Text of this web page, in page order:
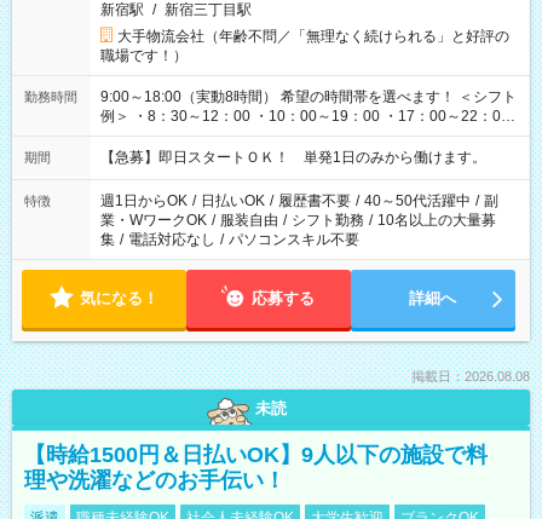
新宿駅 / 新宿三丁目駅
大手物流会社（年齢不問／「無理なく続けられる」と好評の
職場です！）
勤務時間
9:00～18:00（実動8時間） 希望の時間帯を選べます！ ＜シフト
例＞ ・8：30～12：00 ・10：00～19：00 ・17：00～22：00
・13：00～22：00 ・22：00～翌6：00 など
期間 【急募】即日スタートＯＫ！ 単発1日のみから働けます。
特徴 週1日からOK / 日払いOK / 履歴書不要 / 40～50代活躍中 / 副
業・WワークOK / 服装自由 / シフト勤務 / 10名以上の大量募
集 / 電話対応なし / パソコンスキル不要
気になる！ 応募する 詳細へ
掲載日：2026.08.08
未読
【時給1500円＆日払いOK】9人以下の施設で料
理や洗濯などのお手伝い！